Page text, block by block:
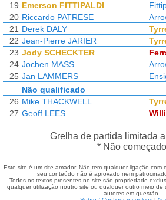
19 Emerson FITTIPALDI
20 Riccardo PATRESE
21 Derek DALY
22 Jean-Pierre JARIER
23 Jody SCHECKTER
24 Jochen MASS
25 Jan LAMMERS
Não qualificado
26 Mike THACKWELL
27 Geoff LEES
Grelha de partida limitada
* Não começado
Este site é um site amador. Não tem qualquer ligação com
seu conteúdo não é aprovado nem
Todos os textos presentes no site são propriedade
qualquer utilização noutro site ou qualquer outro meio de
autores em questão.